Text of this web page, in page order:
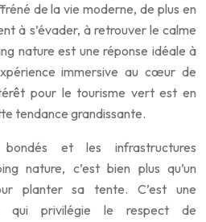
de la vie moderne, de plus en
à s’évader, à retrouver le calme
nature est une réponse idéale à
immersive au cœur de
pour le tourisme vert est en
tendance grandissante.
et les infrastructures
nature, c’est bien plus qu’un
planter sa tente. C’est une
qui privilégie le respect de